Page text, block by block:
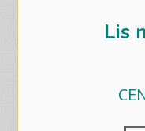
Lis